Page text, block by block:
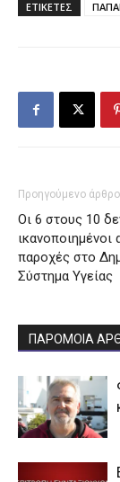
ΕΤΙΚΕΤΕΣ
Προηγούμενο άρθρο
Οι 6 στους 10
ικανοποιημένοι
παροχές στο
Σύστημα Υγείας
ΠΑΡΟΜΟΙΑ